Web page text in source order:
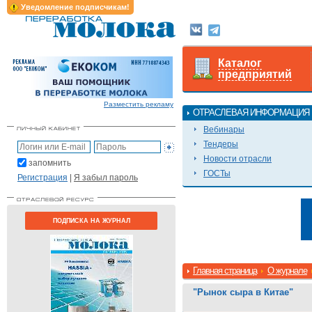
Уведомление подписчикам!
Разместить рекламу
запомнить
Регистрация | Я забыл пароль
ПОДПИСКА НА ЖУРНАЛ
Каталог
предприятий
ОТРАСЛЕВАЯ ИНФОРМАЦИЯ
Вебинары
Тендеры
Новости отрасли
ГОСТы
Главная страница О журнале
"Рынок сыра в Китае"